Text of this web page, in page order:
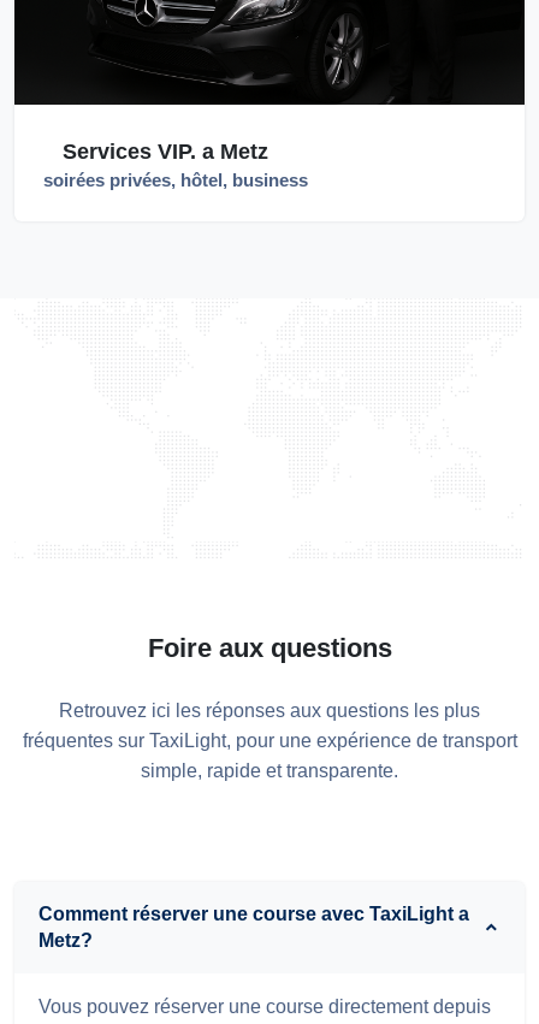
Services VIP. a Metz
soirées privées, hôtel, business
TAXILIGHT
Foire aux questions
Retrouvez ici les réponses aux questions les plus
fréquentes sur TaxiLight, pour une expérience de transport
simple, rapide et transparente.
Comment réserver une course avec TaxiLight a
Metz?
Vous pouvez réserver une course directement depuis